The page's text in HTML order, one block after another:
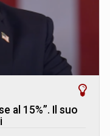
al 15%”. Il suo